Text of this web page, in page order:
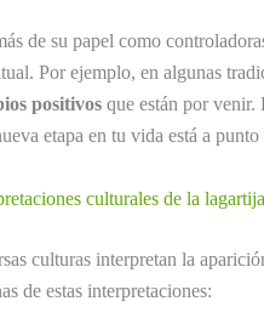
de su papel como
Por ejemplo, en algunas
positivos que están por venir.
etapa en tu vida está a punto
culturales de la lagartija
culturas interpretan la
de estas interpretaciones: